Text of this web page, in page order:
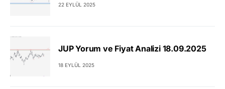
22 EYLÜL 2025
JUP Yorum ve Fiyat Analizi 18.09.2025
18 EYLÜL 2025